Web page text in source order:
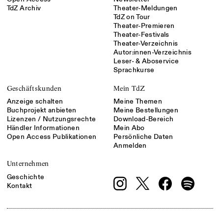
TdZ Archiv
Theater-Meldungen
TdZ on Tour
Theater-Premieren
Theater-Festivals
Theater-Verzeichnis
Autor:innen-Verzeichnis
Leser- & Aboservice
Sprachkurse
Geschäftskunden
Anzeige schalten
Buchprojekt anbieten
Lizenzen / Nutzungsrechte
Händler Informationen
Open Access Publikationen
Mein TdZ
Meine Themen
Meine Bestellungen
Download-Bereich
Mein Abo
Persönliche Daten
Anmelden
Unternehmen
Geschichte
Kontakt